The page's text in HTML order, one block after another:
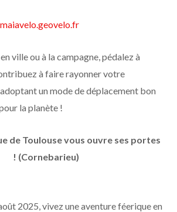
ville ou à la campagne, pédalez à
à faire rayonner votre
un mode de déplacement bon
la planète !
de Toulouse vous ouvre ses portes
! (Cornebarieu)
2025, vivez une aventure féerique en